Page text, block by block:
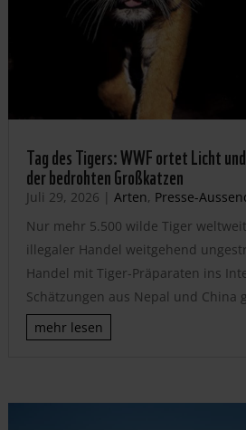
Tag des Tigers: WWF ortet Licht
der bedrohten Großkatzen
Juli 29, 2026 | Arten, Presse-
Nur mehr 5.500 wilde Tiger
illegaler Handel weitgehend
Handel mit Tiger-Präparaten ins
Schätzungen aus Nepal und China
mehr lesen